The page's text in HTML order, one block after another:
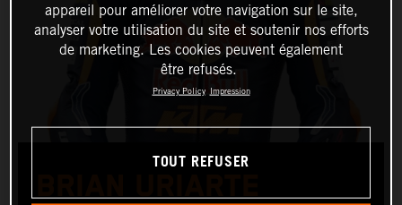
BRIAN URIARTE
appareil pour améliorer votre navigation sur le site,
analyser votre utilisation du site et soutenir nos efforts
de marketing. Les cookies peuvent également
être refusés.
Privacy Policy Impression
TOUT REFUSER